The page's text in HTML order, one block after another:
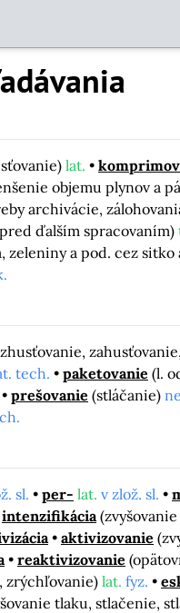
lat.
objemu plynov a
archivácie,
ďalším spracovaním)
zeleniny a pod. cez sitko
tech. paketovanie (l.
prešovanie (stláčanie)
sl. per- lat. v zlož. sl.
intenzifikácia
aktivizovanie
reaktivizovanie
zrýchľovanie)lat. fyz.
tlaku, stlačenie,